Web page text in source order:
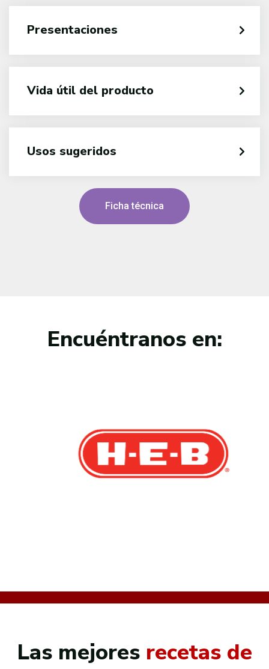
Presentaciones
Vida útil del producto
Usos sugeridos
Ficha técnica
Encuéntranos en:
Las mejores recetas de